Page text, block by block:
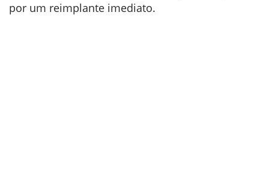
por um reimplante imediato.